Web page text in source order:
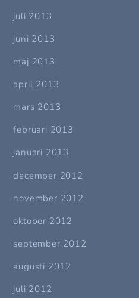
juli 2013
juni 2013
maj 2013
april 2013
mars 2013
februari 2013
januari 2013
december 2012
november 2012
oktober 2012
september 2012
augusti 2012
juli 2012